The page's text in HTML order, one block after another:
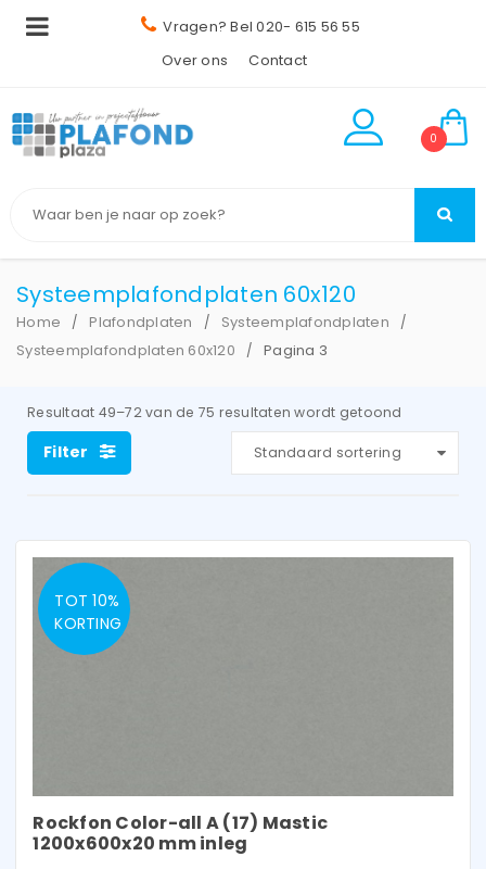
Vragen? Bel 020- 615 56 55
Over ons
Contact
0
Systeemplafondplaten 60x120
Home / Plafondplaten / Systeemplafondplaten /
Systeemplafondplaten 60x120 / Pagina 3
Resultaat 49–72 van de 75 resultaten wordt getoond
Filter Standaard sortering
TOT 10%
KORTING
Rockfon Color-all A (17) Mastic
1200x600x20 mm inleg